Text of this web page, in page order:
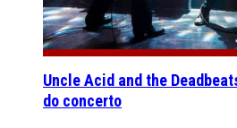
Uncle Acid and the
do concerto